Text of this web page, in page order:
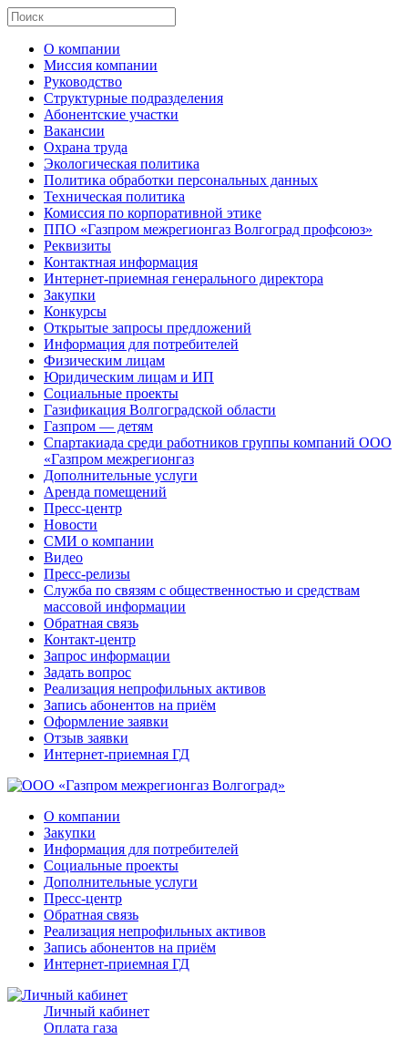
О компании
Миссия компании
Руководство
Структурные подразделения
Абонентские участки
Вакансии
Охрана труда
Экологическая политика
Политика обработки персональных данных
Техническая политика
Комиссия по корпоративной этике
ППО «Газпром межрегионгаз Волгоград профсоюз»
Реквизиты
Контактная информация
Интернет-приемная генерального директора
Закупки
Конкурсы
Открытые запросы предложений
Информация для потребителей
Физическим лицам
Юридическим лицам и ИП
Социальные проекты
Газификация Волгоградской области
Газпром — детям
Спартакиада среди работников группы компаний ООО
«Газпром межрегионгаз
Дополнительные услуги
Аренда помещений
Пресс-центр
Новости
СМИ о компании
Видео
Пресс-релизы
Служба по связям с общественностью и средствам
массовой информации
Обратная связь
Контакт-центр
Запрос информации
Задать вопрос
Реализация непрофильных активов
Запись абонентов на приём
Оформление заявки
Отзыв заявки
Интернет-приемная ГД
О компании
Закупки
Информация для потребителей
Социальные проекты
Дополнительные услуги
Пресс-центр
Обратная связь
Реализация непрофильных активов
Запись абонентов на приём
Интернет-приемная ГД
Личный кабинет
Оплата газа